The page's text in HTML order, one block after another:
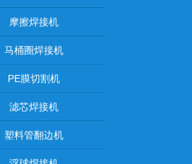
摩擦焊接机
马桶圈焊接机
PE膜切割机
滤芯焊接机
塑料管翻边机